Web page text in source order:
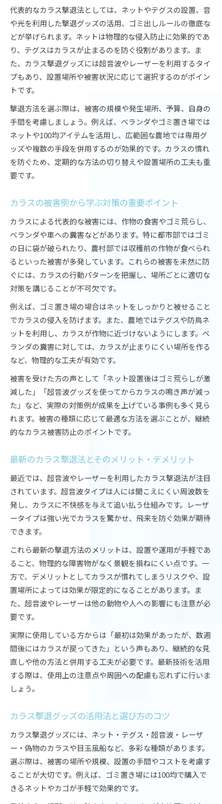
カラス撃退テグスやネット設置のポイント
カラス被害を防ぐ日々のメンテナンス方法
カラスの習性を活かした新しい撃退法
カラスの学習能力を利用した撃退方法のコツ
音や光を使った最新カラス撃退テクニック
カラスが苦手な色や動きの活用アイデア
カラス撃退方法を実験しながら効果を検証
カラスが嫌がる方法と音の効果を検証
カラスが避ける音の特徴と撃退方法の選び方
カラスに効く音と光の組み合わせ撃退法
カラスの反応を観察した音の効果検証結果
予算別で選ぶカラス撃退テクニック集
コストを抑えたカラス撃退方法の実践例
100均で揃えるカラス撃退グッズと選び方
オンラインショップで買えるカラス対策アイテ
ム
カラス撃退にかかる予算別のおすすめ方法
カラス撃退方法を安く効果的に行うポイント
代表的なカラス撃退法としては、ネットやテグスの設置、音
や光を利用した撃退グッズの活用、ゴミ出しルールの徹底な
どが挙げられます。ネットは物理的な侵入防止に効果的であ
り、テグスはカラスが止まるのを防ぐ役割があります。ま
た、カラス撃退グッズには超音波やレーザーを利用するタイ
プもあり、設置場所や被害状況に応じて選択するのがポイン
トです。
撃退方法を選ぶ際は、被害の規模や発生場所、予算、自身の
手間を考慮しましょう。例えば、ベランダやゴミ置き場では
ネットや100均アイテムを活用し、広範囲な農地では専用グ
ッズや複数の手段を併用するのが効果的です。カラスの慣れ
を防ぐため、定期的な方法の切り替えや設置場所の工夫も重
要です。
カラスの被害例から学ぶ対策の重要ポイント
カラスによる代表的な被害には、作物の食害やゴミ荒らし、
ベランダや車への糞害などがあります。特に都市部ではゴミ
の日に袋が破られたり、農村部では収穫前の作物が食べられ
るといった被害が多発しています。これらの被害を未然に防
ぐには、カラスの行動パターンを把握し、場所ごとに適切な
対策を講じることが不可欠です。
例えば、ゴミ置き場の場合はネットをしっかりと被せること
でカラスの侵入を防げます。また、農地ではテグスや防鳥ネ
ットを利用し、カラスが作物に近づけないようにします。ベ
ランダの糞害に対しては、カラスが止まりにくい場所を作る
など、物理的な工夫が有効です。
被害を受けた方の声として「ネット設置後はゴミ荒らしが激
減した」「超音波グッズを使ってからカラスの鳴き声が減っ
た」など、実際の対策例が成果を上げている事例も多く見ら
れます。被害の種類に応じて最適な方法を選ぶことが、継続
的なカラス被害防止のポイントです。
最新のカラス撃退法とそのメリット・デメリット
最近では、超音波やレーザーを利用したカラス撃退法が注目
されています。超音波タイプは人には聞こえにくい周波数を
発し、カラスに不快感を与えて追い払う仕組みです。レーザ
ータイプは強い光でカラスを驚かせ、飛来を防ぐ効果が期待
できます。
これら最新の撃退方法のメリットは、設置や運用が手軽であ
ること、物理的な障害物がなく景観を損ねにくい点です。一
方で、デメリットとしてカラスが慣れてしまうリスクや、設
置場所によっては効果が限定的になることがあります。ま
た、超音波やレーザーは他の動物や人への影響にも注意が必
要です。
実際に使用している方からは「最初は効果があったが、数週
間後にはカラスが戻ってきた」という声もあり、継続的な見
直しや他の方法と併用する工夫が必要です。最新技術を活用
する際は、使用上の注意点や周囲への配慮も忘れずに行いま
しょう。
カラス撃退グッズの活用法と選び方のコツ
カラス撃退グッズには、ネット・テグス・超音波・レーザ
ー・偽物のカラスや目玉風船など、多彩な種類があります。
選ぶ際は、被害の場所や規模、設置の手間やコストを考慮す
ることが大切です。例えば、ゴミ置き場には100均で購入で
きるネットやカゴが手軽で効果的です。